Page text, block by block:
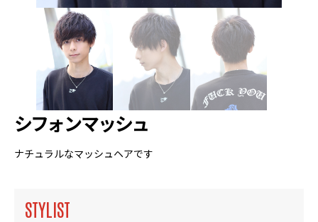
シフォンマッシュ
ナチュラルなマッシュヘアです
STYLIST